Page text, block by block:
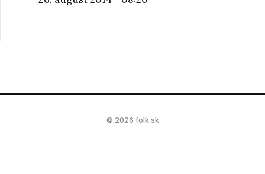
© 2026 folk.sk